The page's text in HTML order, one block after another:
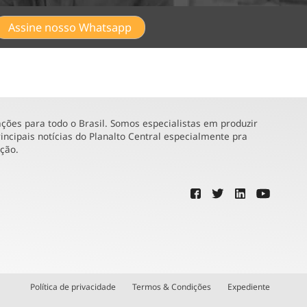
Assine nosso Whatsapp
para todo o Brasil. Somos especialistas em produzir
notícias do Planalto Central especialmente pra
Política de privacidade Termos & Condições Expediente